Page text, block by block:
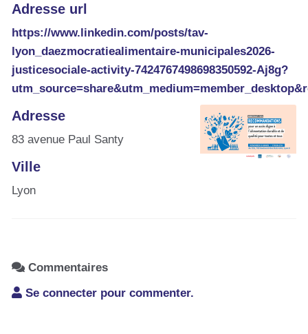
Adresse url
https://www.linkedin.com/posts/tav-
lyon_daezmocratiealimentaire-municipales2026-
justicesociale-activity-7424767498698350592-Aj8g?
Adresse
83 avenue Paul Santy
Ville
Lyon
Commentaires
Se connecter pour commenter.